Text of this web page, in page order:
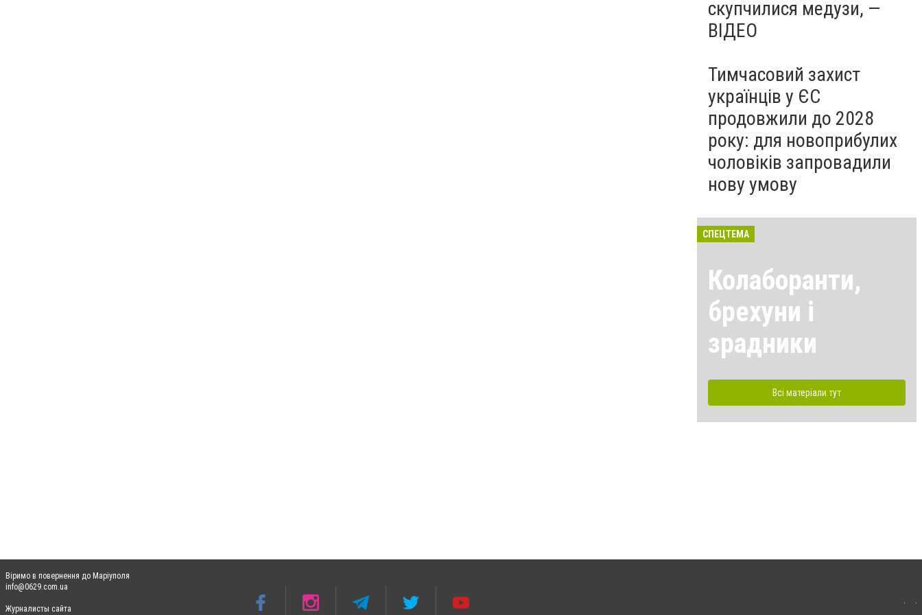
скупчилися медузи, —
ВІДЕО
Тимчасовий захист
українців у ЄС
продовжили до 2028
року: для новоприбулих
чоловіків запровадили
нову умову
СПЕЦТЕМА
Колаборанти,
брехуни і
зрадники
Всі матеріали тут
Віримо в повернення до Маріуполя
info@0629.com.ua
Журналисты сайта